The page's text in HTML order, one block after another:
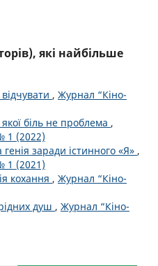
які найбільше
, Журнал “Кіно-
біль не проблема ,
1 (2022)
заради істинного «Я» ,
1 (2021)
кохання , Журнал “Кіно-
душ , Журнал “Кіно-